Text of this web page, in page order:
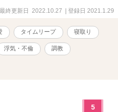
が、やっぱ、ちょいと長くなっち
」登録を是非！ 励みになるので
最終更新日 2022.10.27 | 登録日 2021.1.29
タイムリープ 寝取り
浮気・不倫 調教
5